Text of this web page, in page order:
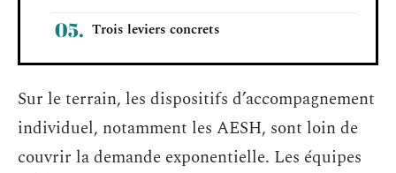
Trois leviers concrets
Sur le terrain, les dispositifs d’accompagnement
individuel, notamment les AESH, sont loin de
couvrir la demande exponentielle. Les équipes